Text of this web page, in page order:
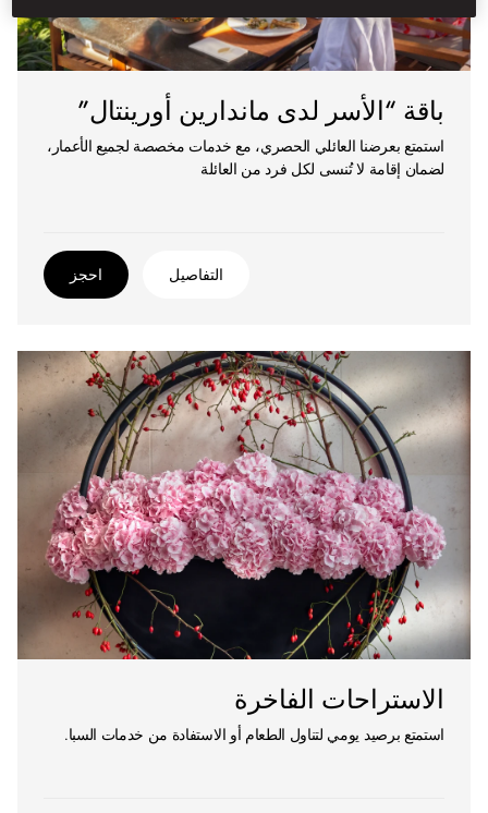
باقة “الأسر لدى ماندارين أورينتال”
استمتع بعرضنا العائلي الحصري، مع خدمات مخصصة لجميع الأعمار،
لضمان إقامة لا تُنسى لكل فرد من العائلة
التفاصيل احجز
الاستراحات الفاخرة
استمتع برصيد يومي لتناول الطعام أو الاستفادة من خدمات السبا.